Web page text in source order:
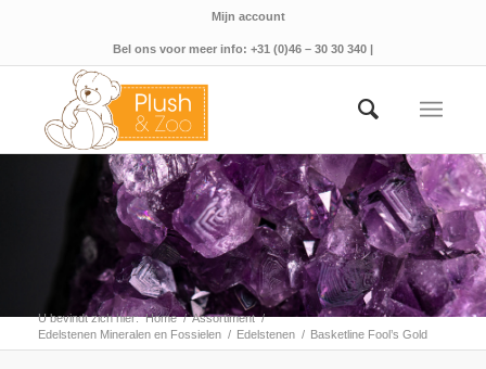
Mijn account
Bel ons voor meer info: +31 (0)46 – 30 30 340 |
U bevindt zich hier: Home / Assortiment /
Edelstenen Mineralen en Fossielen / Edelstenen / Basketline Fool’s Gold